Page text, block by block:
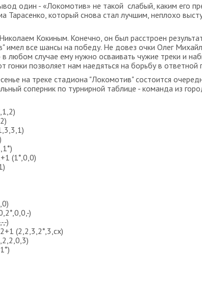
один - «Локомотив» не такой слабый, каким его
Тарасенко, который снова стал лучшим, неплохо
Кокиным. Конечно, он был расстроен
имел все шансы на победу. Не довез очки Олег
любом случае ему нужно осваивать чужие треки и
гонки позволяет нам наедяться на борьбу в ответной
на треке стадиона "Локомотив" состоится
соперник по турнирной таблице - команда из
(1*,0,0)
)
)
(2,2,3,2*,3,сх)